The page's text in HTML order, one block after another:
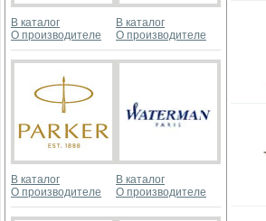
В каталог
О производителе
В каталог
О производителе
В каталог
О производителе
В каталог
О производителе